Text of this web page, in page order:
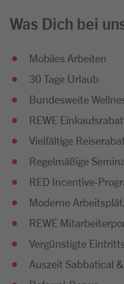
Was Dich bei
Mobiles Arbeiten
30 Tage Urlaub
Bundesweite
REWE
Vielfältige
Regelmäßige
RED Incentive-
Moderne
REWE
Vergünstigte
Auszeit Sabbatical